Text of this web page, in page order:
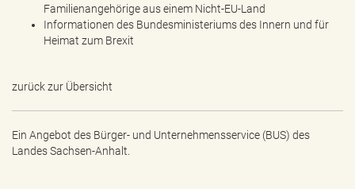
Familienangehörige aus einem Nicht-EU-Land
Informationen des Bundesministeriums des Innern und für
Heimat zum Brexit
zurück zur Übersicht
Ein Angebot des Bürger- und Unternehmensservice (BUS) des
Landes Sachsen-Anhalt.